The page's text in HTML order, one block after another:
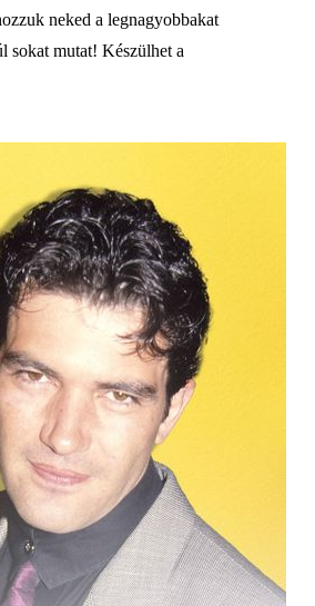
neked a legnagyobbakat
sokat mutat! Készülhet a